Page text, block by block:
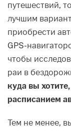
путешествий,
лучшим
приобрести
GPS-
чтобы
раи в
куда вы
расписанием
Тем не менее,